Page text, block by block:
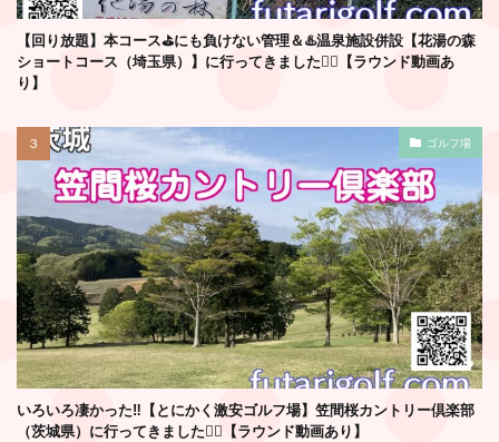
【回り放題】本コース⛳️にも負けない管理＆♨️温泉施設併設【花湯の森
ショートコース（埼玉県）】に行ってきました🏌️‍♂️【ラウンド動画あ
り】
ゴルフ場
いろいろ凄かった‼️【とにかく激安ゴルフ場】笠間桜カントリー倶楽部
（茨城県）に行ってきました🏌️‍♂️【ラウンド動画あり】